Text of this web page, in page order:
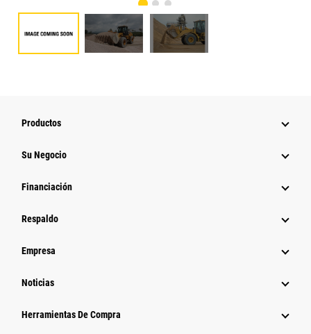
Productos
Su Negocio
Financiación
Respaldo
Empresa
Noticias
Herramientas De Compra